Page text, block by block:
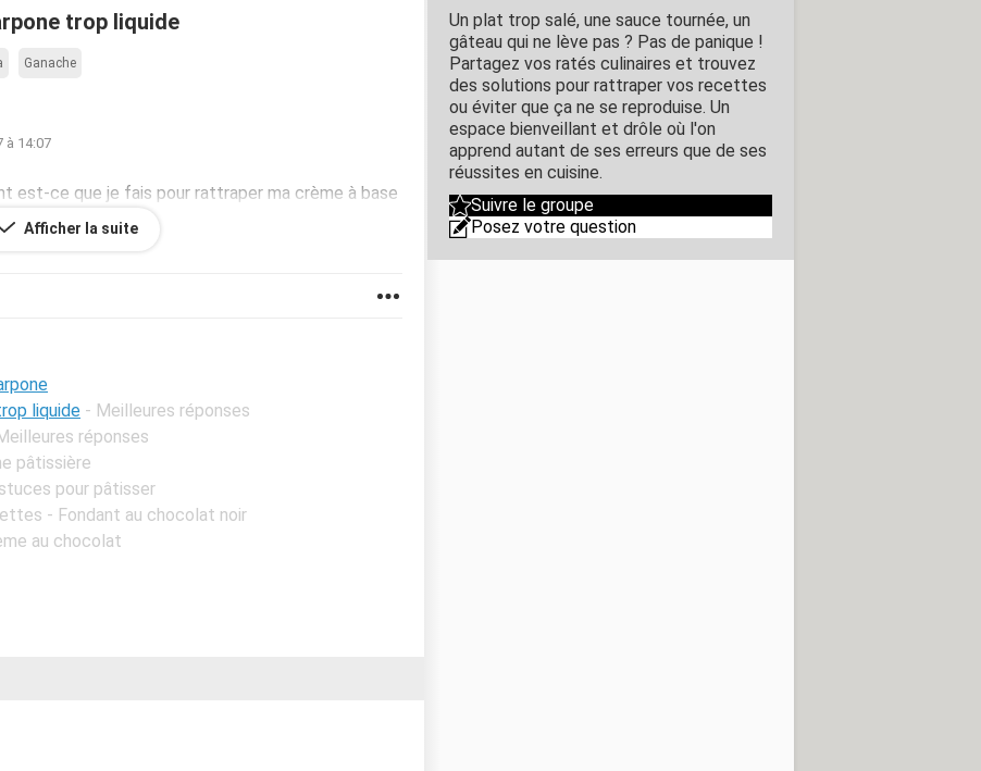
trop liquide
Ganache
à 14:07
est-ce que je fais pour rattraper ma crème à base
Afficher la suite
liquide - Meilleures réponses
réponses
pâtissière
pour pâtisser
- Fondant au chocolat noir
au chocolat
Un plat trop salé, une sauce tournée, un
gâteau qui ne lève pas ? Pas de panique !
Partagez vos ratés culinaires et trouvez
des solutions pour rattraper vos recettes
ou éviter que ça ne se reproduise. Un
espace bienveillant et drôle où l'on
apprend autant de ses erreurs que de ses
réussites en cuisine.
Suivre le groupe
Posez votre question